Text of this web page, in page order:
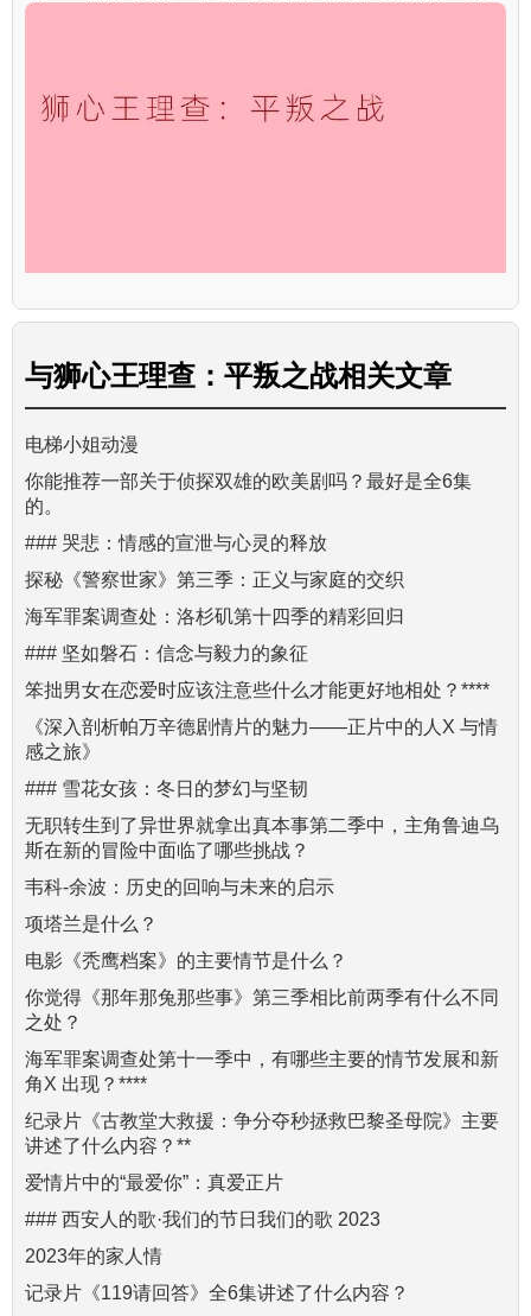
与狮心王理查：平叛之战相关文章
电梯小姐动漫
你能推荐一部关于侦探双雄的欧美剧吗？最好是全6集
的。
### 哭悲：情感的宣泄与心灵的释放
探秘《警察世家》第三季：正义与家庭的交织
海军罪案调查处：洛杉矶第十四季的精彩回归
### 坚如磐石：信念与毅力的象征
笨拙男女在恋爱时应该注意些什么才能更好地相处？****
《深入剖析帕万辛德剧情片的魅力——正片中的人X 与情
感之旅》
### 雪花女孩：冬日的梦幻与坚韧
无职转生到了异世界就拿出真本事第二季中，主角鲁迪乌
斯在新的冒险中面临了哪些挑战？
韦科-余波：历史的回响与未来的启示
项塔兰是什么？
电影《秃鹰档案》的主要情节是什么？
你觉得《那年那兔那些事》第三季相比前两季有什么不同
之处？
海军罪案调查处第十一季中，有哪些主要的情节发展和新
角X 出现？****
纪录片《古教堂大救援：争分夺秒拯救巴黎圣母院》主要
讲述了什么内容？**
爱情片中的“最爱你”：真爱正片
### 西安人的歌·我们的节日我们的歌 2023
2023年的家人情
记录片《119请回答》全6集讲述了什么内容？